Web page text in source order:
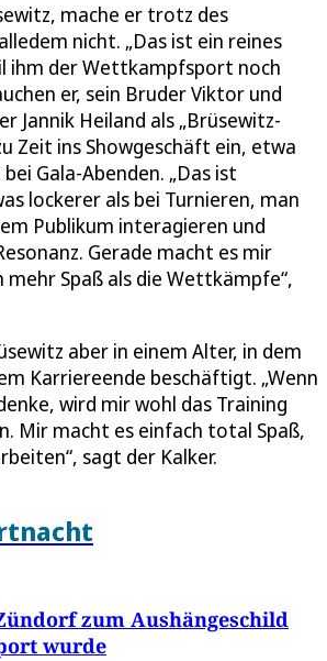
mache er trotz des
nicht. „Das ist ein reines
ihm der Wettkampfsport noch
er, sein Bruder Viktor und
Jannik Heiland als „Brüsewitz-
Zeit ins Showgeschäft ein, etwa
Gala-Abenden. „Das ist
lockerer als bei Turnieren, man
Publikum interagieren und
Gerade macht es mir
mehr Spaß als die Wettkämpfe“,
aber in einem Alter, in dem
Karriereende beschäftigt. „Wenn
wird mir wohl das Training
Mir macht es einfach total Spaß,
sagt der Kalker.
zum Aushängeschild
wurde